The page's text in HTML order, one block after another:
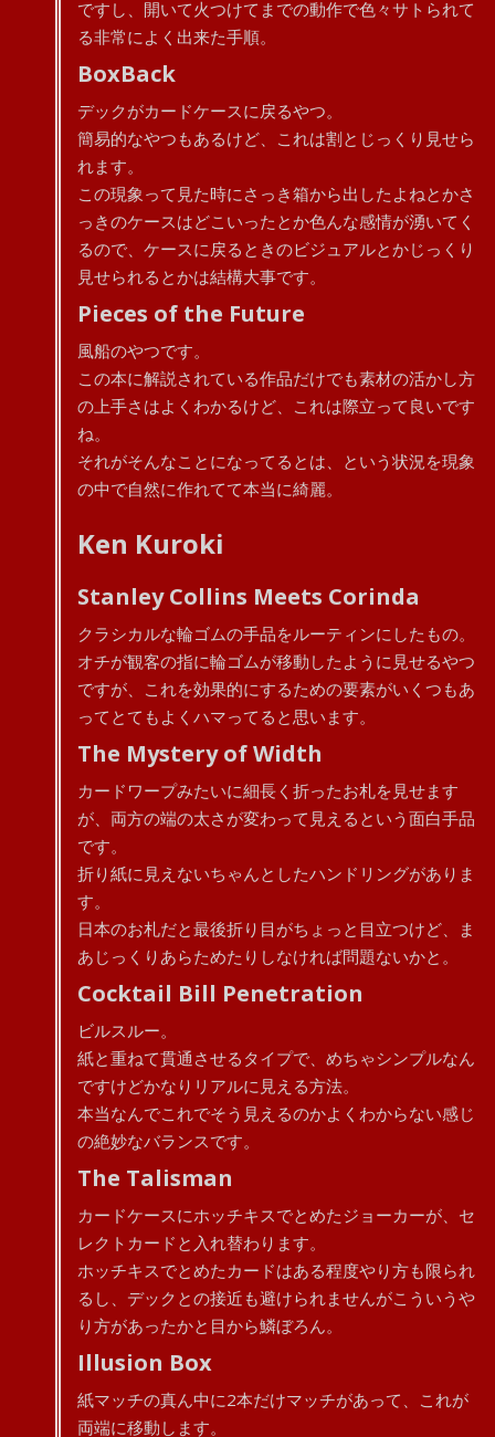
ですし、開いて火つけてまでの動作で色々サトられて
る非常によく出来た手順。
BoxBack
デックがカードケースに戻るやつ。
簡易的なやつもあるけど、これは割とじっくり見せら
れます。
この現象って見た時にさっき箱から出したよねとかさ
っきのケースはどこいったとか色んな感情が湧いてく
るので、ケースに戻るときのビジュアルとかじっくり
見せられるとかは結構大事です。
Pieces of the Future
風船のやつです。
この本に解説されている作品だけでも素材の活かし方
の上手さはよくわかるけど、これは際立って良いです
ね。
それがそんなことになってるとは、という状況を現象
の中で自然に作れてて本当に綺麗。
Ken Kuroki
Stanley Collins Meets Corinda
クラシカルな輪ゴムの手品をルーティンにしたもの。
オチが観客の指に輪ゴムが移動したように見せるやつ
ですが、これを効果的にするための要素がいくつもあ
ってとてもよくハマってると思います。
The Mystery of Width
カードワープみたいに細長く折ったお札を見せます
が、両方の端の太さが変わって見えるという面白手品
です。
折り紙に見えないちゃんとしたハンドリングがありま
す。
日本のお札だと最後折り目がちょっと目立つけど、ま
あじっくりあらためたりしなければ問題ないかと。
Cocktail Bill Penetration
ビルスルー。
紙と重ねて貫通させるタイプで、めちゃシンプルなん
ですけどかなりリアルに見える方法。
本当なんでこれでそう見えるのかよくわからない感じ
の絶妙なバランスです。
The Talisman
カードケースにホッチキスでとめたジョーカーが、セ
レクトカードと入れ替わります。
ホッチキスでとめたカードはある程度やり方も限られ
るし、デックとの接近も避けられませんがこういうや
り方があったかと目から鱗ぼろん。
Illusion Box
紙マッチの真ん中に2本だけマッチがあって、これが
両端に移動します。